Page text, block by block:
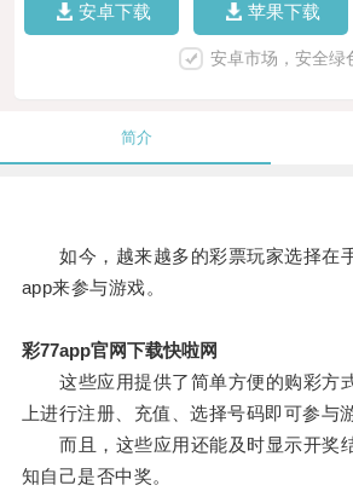
安卓下载 苹果下载
安卓市场，安全绿
简介
如今，越来越多的彩票玩家选择在
app来参与游戏。
彩77app官网下载快啦网
这些应用提供了简单方便的购彩方
上进行注册、充值、选择号码即可参与
而且，这些应用还能及时显示开奖
知自己是否中奖。